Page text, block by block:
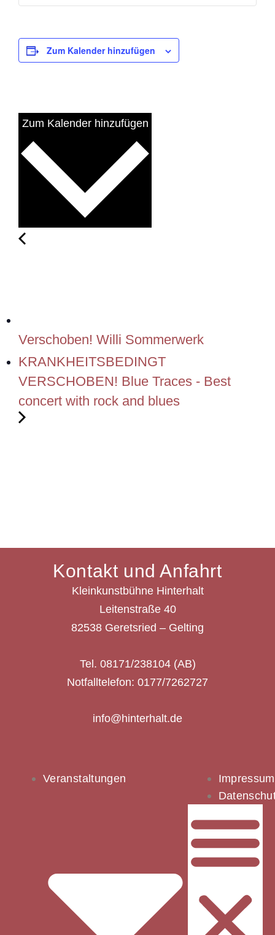
Zum Kalender hinzufügen
Verschoben! Willi Sommerwerk
KRANKHEITSBEDINGT
VERSCHOBEN! Blue Traces - Best
concert with rock and blues
Kontakt und Anfahrt
Kleinkunstbühne Hinterhalt
Leitenstraße 40
82538 Geretsried – Gelting
Tel. 08171/238104 (AB)
Notfalltelefon: 0177/7262727
info@hinterhalt.de
Veranstaltungen
Impressum